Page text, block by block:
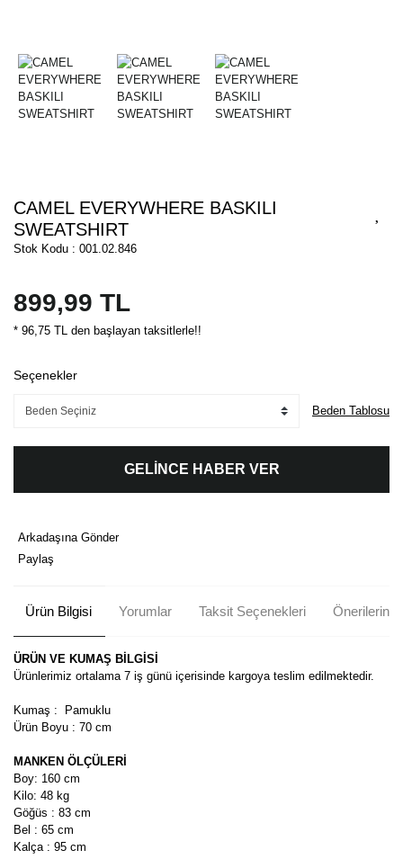
CAMEL EVERYWHERE BASKILI
SWEATSHIRT
Stok Kodu : 001.02.846
899,99 TL
* 96,75 TL den başlayan taksitlerle!!
Seçenekler
Beden Tablosu
GELİNCE HABER VER
Arkadaşına Gönder
Paylaş
Ürün Bilgisi Yorumlar Taksit Seçenekleri Önerileriniz
ÜRÜN VE KUMAŞ BİLGİSİ
Ürünlerimiz ortalama 7 iş günü içerisinde kargoya teslim edilmektedir.
Kumaş : Pamuklu
Ürün Boyu : 70 cm
MANKEN ÖLÇÜLERİ
Boy: 160 cm
Kilo: 48 kg
Göğüs : 83 cm
Bel : 65 cm
Kalça : 95 cm